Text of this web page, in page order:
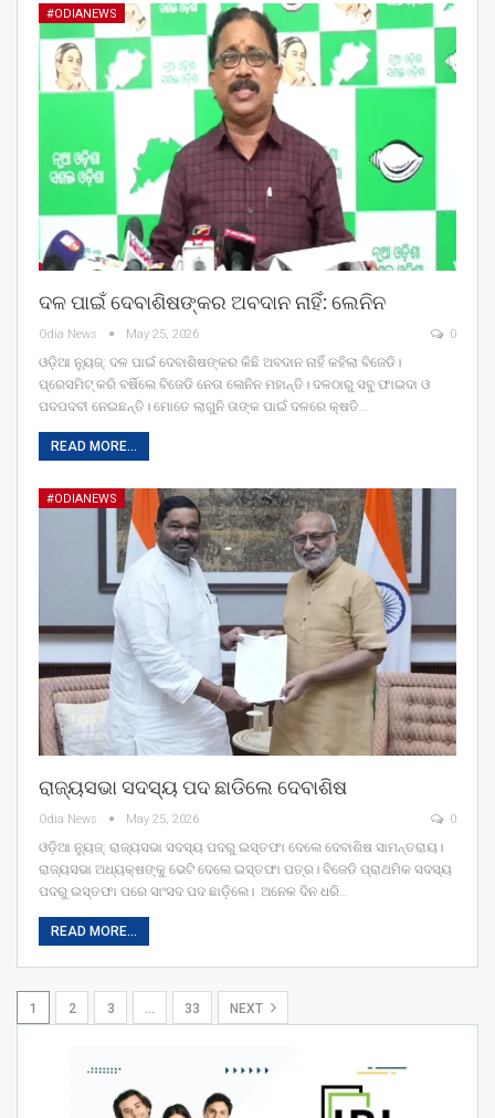
#ODIANEWS
ଦଳ ପାଇଁ ଦେବାଶିଷଙ୍କର ଅବଦାନ ନାହିଁ: ଲେନିନ
Odia News May 25, 2026 0
ଓଡ଼ିଆ ନ୍ୟୁଜ୍: ଦଳ ପାଇଁ ଦେବାଶିଷଙ୍କର କିଛି ଅବଦାନ ନାହିଁ କହିଲା ବିଜେଡି।
ପ୍ରେସମିଟ୍‌ କରି ବର୍ଷିଲେ ବିଜେଡି ନେତା ଲେନିନ ମହାନ୍ତି। ଦଳଠାରୁ ସବୁ ଫାଇଦା ଓ
ପଦପଦବୀ ନେଇଛନ୍ତି। ମୋତେ ଲାଗୁନି ତାଙ୍କ ପାଇଁ ଦଳରେ କ୍ଷତି…
READ MORE...
#ODIANEWS
ରାଜ୍ୟସଭା ସଦସ୍ୟ ପଦ ଛାଡିଲେ ଦେବାଶିଷ
Odia News May 25, 2026 0
ଓଡ଼ିଆ ନ୍ୟୁଜ୍: ରାଜ୍ୟସଭା ସଦସ୍ୟ ପଦରୁ ଇସ୍ତଫା ଦେଲେ ଦେବାଶିଷ ସାମନ୍ତରାୟ।
ରାଜ୍ୟସଭା ଅଧ୍ୟକ୍ଷଙ୍କୁ ଭେଟି ଦେଲେ ଇସ୍ତଫା ପତ୍ର। ବିଜେଡି ପ୍ରାଥମିକ ସଦସ୍ୟ
ପଦରୁ ଇସ୍ତଫା ପରେ ସାଂସଦ ପଦ ଛାଡ଼ିଲେ। ଅନେକ ଦିନ ଧରି…
READ MORE...
1 2 3 33 NEXT